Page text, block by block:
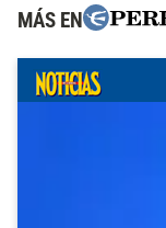
MÁS EN